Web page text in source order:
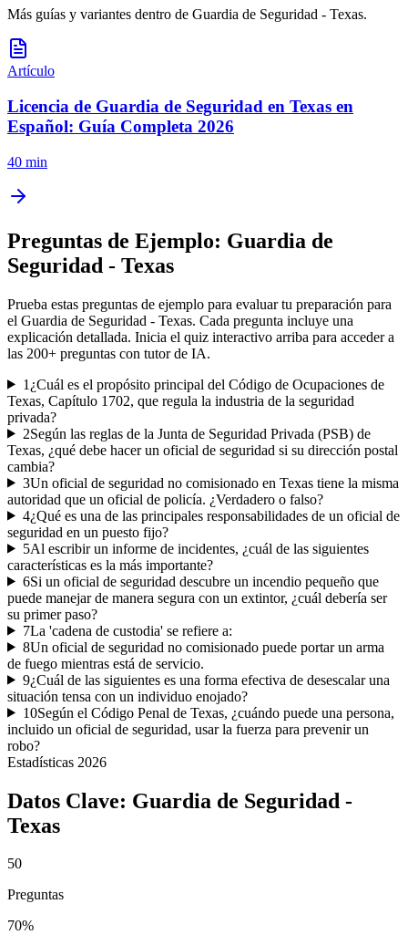
Más guías y variantes dentro de Guardia de Seguridad - Texas.
Artículo
Licencia de Guardia de Seguridad en Texas en
Español: Guía Completa 2026
40 min
Preguntas de Ejemplo: Guardia de
Seguridad - Texas
Prueba estas preguntas de ejemplo para evaluar tu preparación para
el Guardia de Seguridad - Texas. Cada pregunta incluye una
explicación detallada. Inicia el quiz interactivo arriba para acceder a
las 200+ preguntas con tutor de IA.
1 ¿Cuál es el propósito principal del Código de Ocupaciones de
Texas, Capítulo 1702, que regula la industria de la seguridad
privada?
2Según las reglas de la Junta de Seguridad Privada (PSB) de
Texas, ¿qué debe hacer un oficial de seguridad si su dirección postal
cambia?
3Un oficial de seguridad no comisionado en Texas tiene la misma
autoridad que un oficial de policía. ¿Verdadero o falso?
4¿Qué es una de las principales responsabilidades de un oficial de
seguridad en un puesto fijo?
5Al escribir un informe de incidentes, ¿cuál de las siguientes
características es la más importante?
6Si un oficial de seguridad descubre un incendio pequeño que
puede manejar de manera segura con un extintor, ¿cuál debería ser
su primer paso?
7La 'cadena de custodia' se refiere a:
8Un oficial de seguridad no comisionado puede portar un arma
de fuego mientras está de servicio.
9¿Cuál de las siguientes es una forma efectiva de desescalar una
situación tensa con un individuo enojado?
10Según el Código Penal de Texas, ¿cuándo puede una persona,
incluido un oficial de seguridad, usar la fuerza para prevenir un
robo?
Estadísticas 2026
Datos Clave: Guardia de Seguridad -
Texas
50
Preguntas
70%